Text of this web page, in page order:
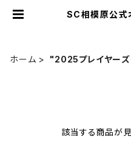
SC相模原公式
ホーム "2025プレイヤー
該当する商品が見